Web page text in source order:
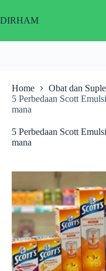
to
content
DIRHAM
Home
Obat dan
5 Perbedaan Scott
mana
5 Perbedaan Scott
mana